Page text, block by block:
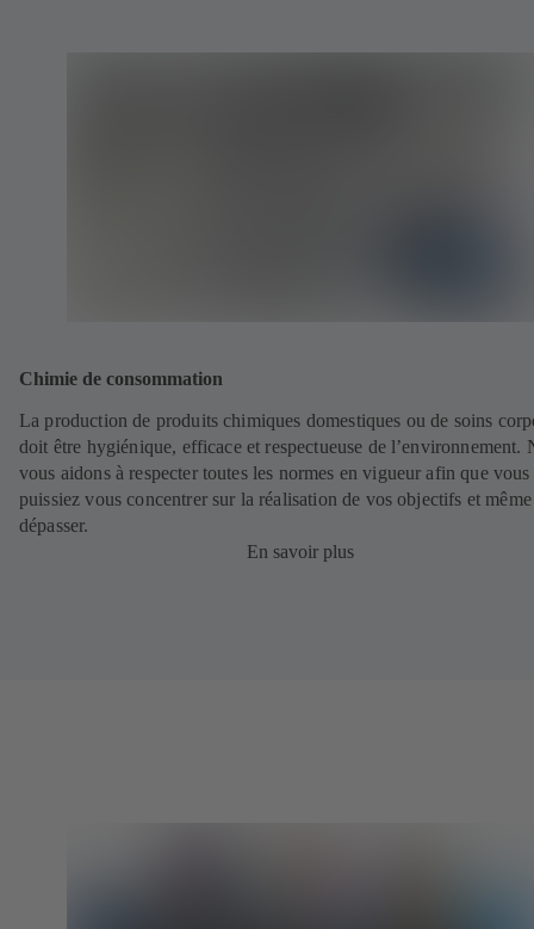
Chimie de consommation
La production de produits chimiques domestiques ou de soins
doit être hygiénique, efficace et respectueuse de l’environnement.
vous aidons à respecter toutes les normes en vigueur afin que vous
puissiez vous concentrer sur la réalisation de vos objectifs et
dépasser.
En savoir plus